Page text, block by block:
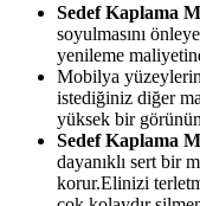
Sedef Kaplama
soyulmasını
yenileme
Mobilya
istediğiniz diğer
yüksek bir
Sedef Kaplama
dayanıklı sert bir
korur.Elinizi